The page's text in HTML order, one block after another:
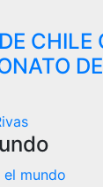
CHILE
mundo